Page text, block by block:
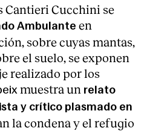
Cantieri Cucchini se
Ambulante en
sobre cuyas mantas,
el suelo, se exponen
realizado por los
muestra un relato
y crítico plasmado en
la condena y el refugio